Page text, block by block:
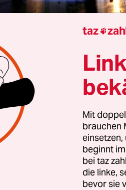
Brüggmann
Wettlauf gegen die Zeit:
verflüssigtem Erdgas
Spotmärkten in Kraft
Europäischen Union seit
gekauft wie nie. Die
von Hormus hat ein
vom Markt
für LNG-
taz 
Mit
brauchen
beginnt
bei taz
die linke,
bevor sie